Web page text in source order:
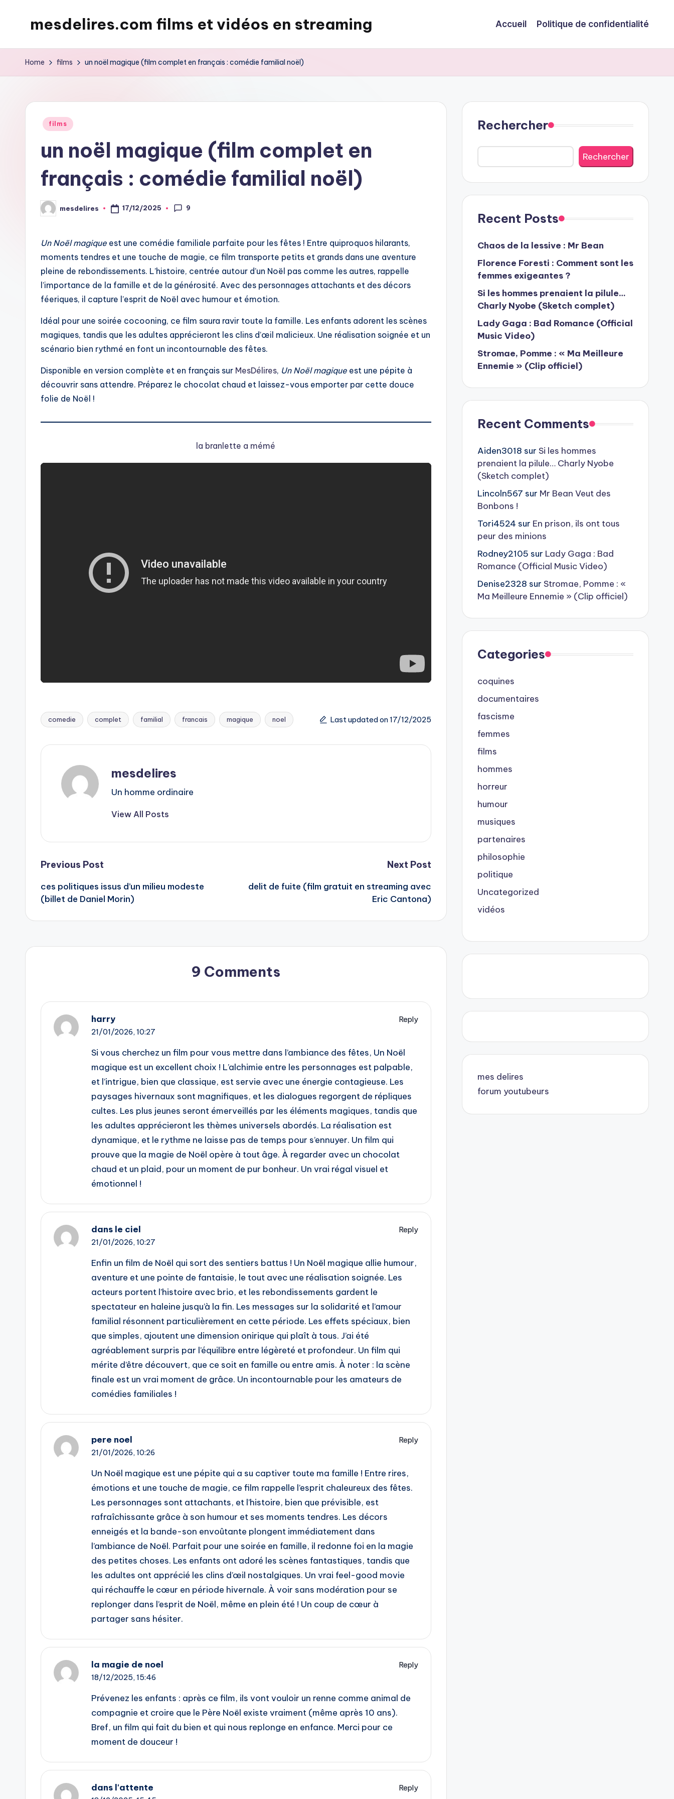
mesdelires.com films et vidéos en streaming
:
video
complet
français
Accueil Politique de confidentialité
Home films un noël magique (film complet en français : comédie familial noël)
Posted
films
un noël magique (film complet en
français : comédie familial noël)
Posted
by
mesdelires 17/12/2025 9
Un Noël magique est une comédie familiale parfaite pour les fêtes ! Entre quiproquos hilarants,
moments tendres et une touche de magie, ce film transporte petits et grands dans une aventure
pleine de rebondissements. L’histoire, centrée autour d’un Noël pas comme les autres, rappelle
l’importance de la famille et de la générosité. Avec des personnages attachants et des décors
féeriques, il capture l’esprit de Noël avec humour et émotion.
Idéal pour une soirée cocooning, ce film saura ravir toute la famille. Les enfants adorent les scènes
magiques, tandis que les adultes apprécieront les clins d’œil malicieux. Une réalisation soignée et un
scénario bien rythmé en font un incontournable des fêtes.
Disponible en version complète et en français sur MesDélires, Un Noël magique est une pépite à
découvrir sans attendre. Préparez le chocolat chaud et laissez-vous emporter par cette douce
folie de Noël !
la branlette a mémé
Tags:
comedie complet familial francais magique noel Last updated on 17/12/2025
mesdelires
Un homme ordinaire
View All Posts
Post
navigation
Previous Post
ces politiques issus d’un milieu modeste
(billet de Daniel Morin)
Next Post
delit de fuite (film gratuit en streaming avec
Eric Cantona)
9 Comments
harry
Reply
21/01/2026, 10:27
Si vous cherchez un film pour vous mettre dans l’ambiance des fêtes, Un Noël
magique est un excellent choix ! L’alchimie entre les personnages est palpable,
et l’intrigue, bien que classique, est servie avec une énergie contagieuse. Les
paysages hivernaux sont magnifiques, et les dialogues regorgent de répliques
cultes. Les plus jeunes seront émerveillés par les éléments magiques, tandis que
les adultes apprécieront les thèmes universels abordés. La réalisation est
dynamique, et le rythme ne laisse pas de temps pour s’ennuyer. Un film qui
prouve que la magie de Noël opère à tout âge. À regarder avec un chocolat
chaud et un plaid, pour un moment de pur bonheur. Un vrai régal visuel et
émotionnel !
dans le ciel
Reply
21/01/2026, 10:27
Enfin un film de Noël qui sort des sentiers battus ! Un Noël magique allie humour,
aventure et une pointe de fantaisie, le tout avec une réalisation soignée. Les
acteurs portent l’histoire avec brio, et les rebondissements gardent le
spectateur en haleine jusqu’à la fin. Les messages sur la solidarité et l’amour
familial résonnent particulièrement en cette période. Les effets spéciaux, bien
que simples, ajoutent une dimension onirique qui plaît à tous. J’ai été
agréablement surpris par l’équilibre entre légèreté et profondeur. Un film qui
mérite d’être découvert, que ce soit en famille ou entre amis. À noter : la scène
finale est un vrai moment de grâce. Un incontournable pour les amateurs de
comédies familiales !
pere noel
Reply
21/01/2026, 10:26
Un Noël magique est une pépite qui a su captiver toute ma famille ! Entre rires,
émotions et une touche de magie, ce film rappelle l’esprit chaleureux des fêtes.
Les personnages sont attachants, et l’histoire, bien que prévisible, est
rafraîchissante grâce à son humour et ses moments tendres. Les décors
enneigés et la bande-son envoûtante plongent immédiatement dans
l’ambiance de Noël. Parfait pour une soirée en famille, il redonne foi en la magie
des petites choses. Les enfants ont adoré les scènes fantastiques, tandis que
les adultes ont apprécié les clins d’œil nostalgiques. Un vrai feel-good movie
qui réchauffe le cœur en période hivernale. À voir sans modération pour se
replonger dans l’esprit de Noël, même en plein été ! Un coup de cœur à
partager sans hésiter.
la magie de noel
Reply
18/12/2025, 15:46
Prévenez les enfants : après ce film, ils vont vouloir un renne comme animal de
compagnie et croire que le Père Noël existe vraiment (même après 10 ans).
Bref, un film qui fait du bien et qui nous replonge en enfance. Merci pour ce
moment de douceur !
dans l'attente
Reply
Rechercher
Rechercher
Recent Posts
Chaos de la lessive : Mr Bean
Florence Foresti : Comment sont les
femmes exigeantes ?
Si les hommes prenaient la pilule…
Charly Nyobe (Sketch complet)
Lady Gaga : Bad Romance (Official
Music Video)
Stromae, Pomme : « Ma Meilleure
Ennemie » (Clip officiel)
Recent Comments
Aiden3018 sur Si les hommes
prenaient la pilule… Charly Nyobe
(Sketch complet)
Lincoln567 sur Mr Bean Veut des
Bonbons !
Tori4524 sur En prison, ils ont tous
peur des minions
Rodney2105 sur Lady Gaga : Bad
Romance (Official Music Video)
Denise2328 sur Stromae, Pomme : «
Ma Meilleure Ennemie » (Clip officiel)
Categories
coquines
documentaires
fascisme
femmes
films
hommes
horreur
humour
musiques
partenaires
philosophie
politique
Uncategorized
vidéos
mes delires
forum youtubeurs